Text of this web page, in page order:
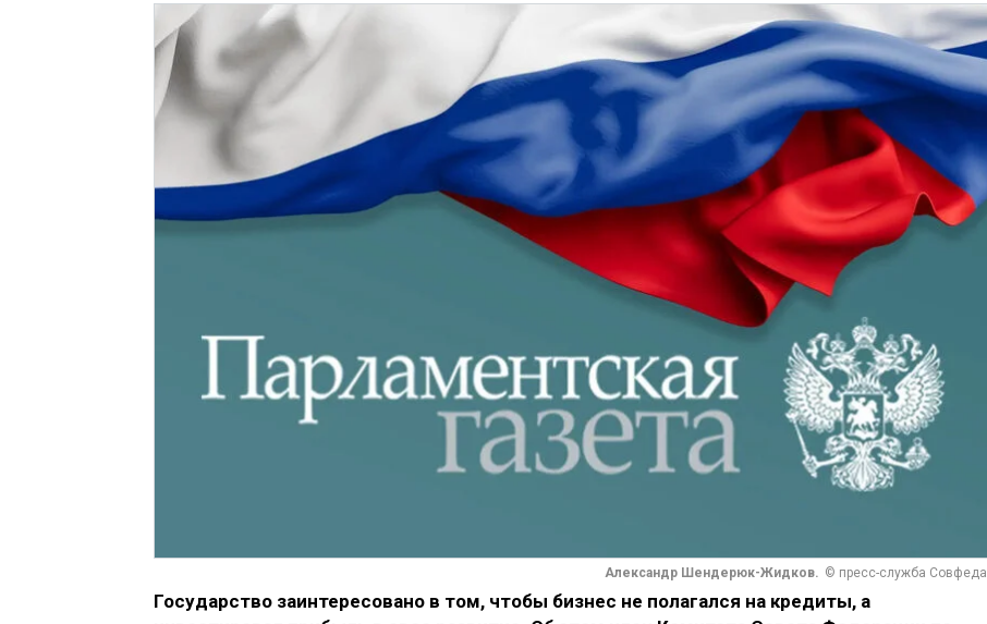
Александр Шендерюк-Жидков. © пресс-служба Совфеда
Государство заинтересовано в том, чтобы бизнес не полагался на кредиты, а